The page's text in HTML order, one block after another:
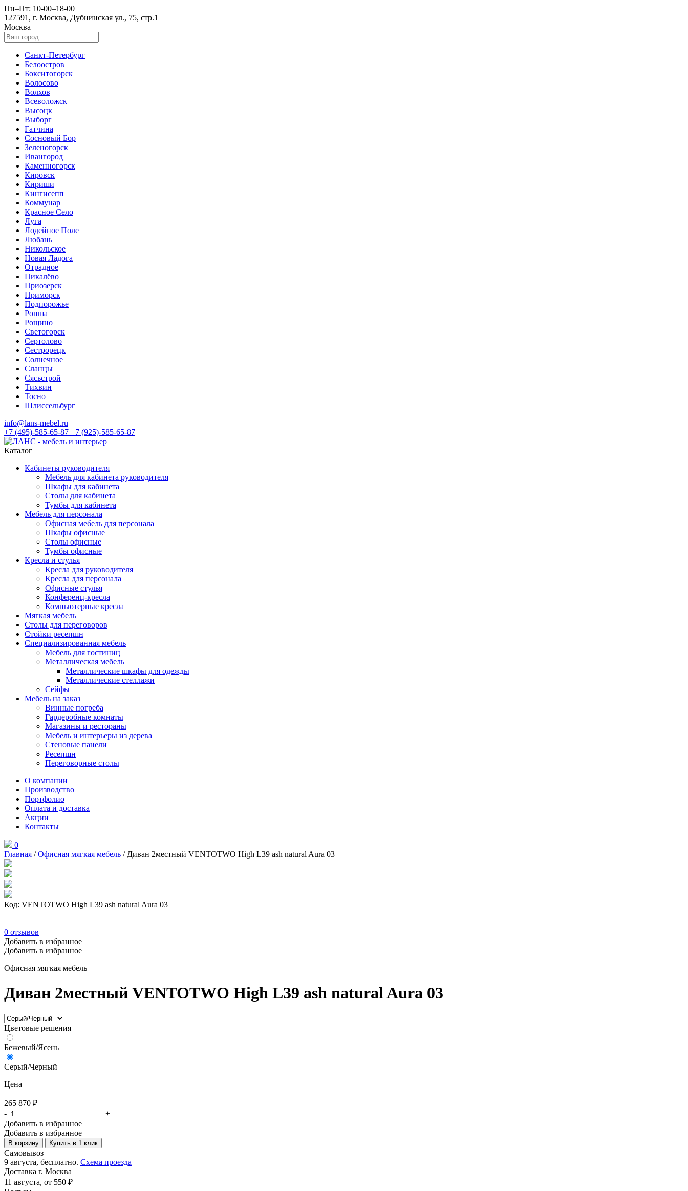
Пн–Пт: 10-00–18-00
127591, г. Москва, Дубнинская ул., 75, стр.1
Москва
Санкт-Петербург
Белоостров
Бокситогорск
Волосово
Волхов
Всеволожск
Высоцк
Выборг
Гатчина
Сосновый Бор
Зеленогорск
Ивангород
Каменногорск
Кировск
Кириши
Кингисепп
Коммунар
Красное Село
Луга
Лодейное Поле
Любань
Никольское
Новая Ладога
Отрадное
Пикалёво
Приозерск
Приморск
Подпорожье
Ропша
Рощино
Светогорск
Сертолово
Сестрорецк
Солнечное
Сланцы
Сясьстрой
Тихвин
Тосно
Шлиссельбург
info@lans-mebel.ru
+7 (495)-585-65-87 +7 (925)-585-65-87
Каталог
Кабинеты руководителя
Мебель для кабинета руководителя
Шкафы для кабинета
Столы для кабинета
Тумбы для кабинета
Мебель для персонала
Офисная мебель для персонала
Шкафы офисные
Столы офисные
Тумбы офисные
Кресла и стулья
Кресла для руководителя
Кресла для персонала
Офисные стулья
Конференц-кресла
Компьютерные кресла
Мягкая мебель
Столы для переговоров
Стойки ресепшн
Специализированная мебель
Мебель для гостиниц
Металлическая мебель
Металлические шкафы для одежды
Металлические стеллажи
Сейфы
Мебель на заказ
Винные погреба
Гардеробные комнаты
Магазины и рестораны
Мебель и интерьеры из дерева
Стеновые панели
Ресепшн
Переговорные столы
О компании
Производство
Портфолио
Оплата и доставка
Акции
Контакты
0
Главная /Офисная мягкая мебель / Диван 2местный VENTOTWO High L39 ash natural Aura 03
Код: VENTOTWO High L39 ash natural Aura 03
0 отзывов
Добавить в избранное
Добавить в избранное
Офисная мягкая мебель
Диван 2местный VENTOTWO High L39 ash natural Aura 03
Цветовые решения
Бежевый/Ясень
Серый/Черный
Цена
265 870 ₽
-
+
Добавить в избранное
Добавить в избранное
В корзину Купить в 1 клик
Самовывоз
9 августа, бесплатно. Схема проезда
Доставка г. Москва
11 августа, от 550 ₽